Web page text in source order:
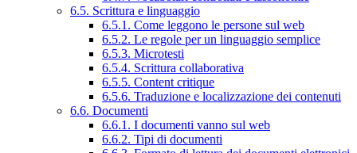
6.5. Scrittura e linguaggio
6.5.1. Come leggono le persone sul web
6.5.2. Le regole per un linguaggio semplice
6.5.3. Microtesti
6.5.4. Scrittura collaborativa
6.5.5. Content critique
6.5.6. Traduzione e localizzazione dei contenuti
6.6. Documenti
6.6.1. I documenti vanno sul web
6.6.2. Tipi di documenti